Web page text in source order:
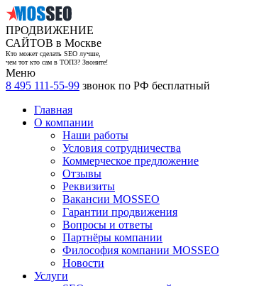
ПРОДВИЖЕНИЕ
САЙТОВ в Москве
Кто может сделать SEO лучше,
чем тот кто сам в ТОП3? Звоните!
Меню
8 495 111-55-99 звонок по РФ бесплатный
Главная
О компании
Наши работы
Условия сотрудничества
Коммерческое предложение
Отзывы
Реквизиты
Вакансии MOSSEO
Гарантии продвижения
Вопросы и ответы
Партнёры компании
Философия компании MOSSEO
Новости
Услуги